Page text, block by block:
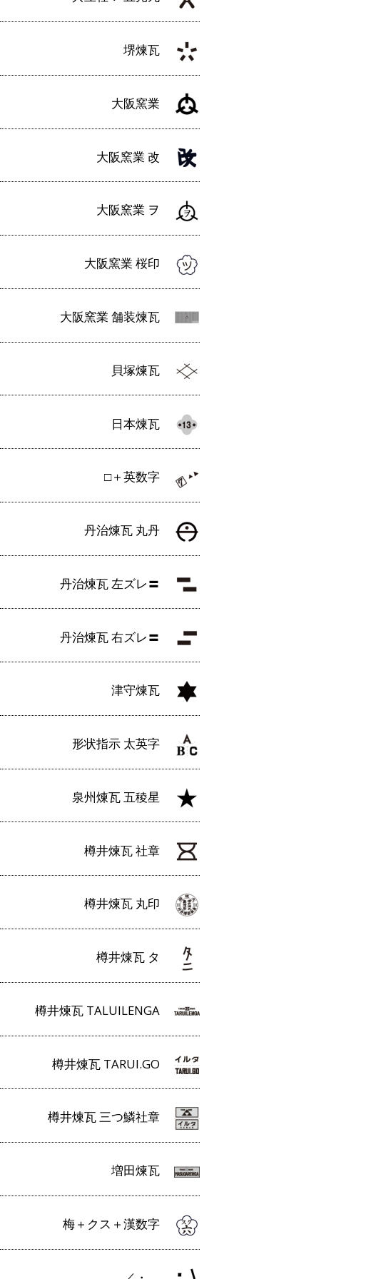
堺煉瓦
大阪窯業
大阪窯業 改
大阪窯業 ヲ
大阪窯業 桜印
大阪窯業 舗装煉瓦
貝塚煉瓦
日本煉瓦
□＋英数字
丹治煉瓦 丸丹
丹治煉瓦 左ズレ〓
丹治煉瓦 右ズレ〓
津守煉瓦
形状指示 太英字
泉州煉瓦 五稜星
樽井煉瓦 社章
樽井煉瓦 丸印
樽井煉瓦 タ
樽井煉瓦 TALUILENGA
樽井煉瓦 TARUI.GO
樽井煉瓦 三つ鱗社章
増田煉瓦
梅＋クス＋漢数字